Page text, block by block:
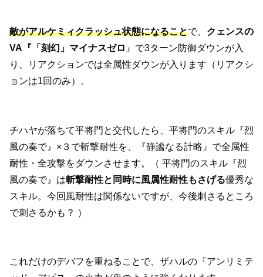
敵がアルケミィクラッシュ状態になることで、 クェンスの
VA『「刻幻」マイナスゼロ 』で3ターン防御ダウンが入
り、リアクションでは全属性ダウンが入ります（リアクシ
ョンは1回のみ）。
チハヤが落ちて平将門と交代したら、平将門のスキル『烈
風の奏で』×３で斬撃耐性を、『静謐なる計略』で全属性
耐性・全攻撃をダウンさせます。（ 平将門のスキル『烈
風の奏で』は斬撃耐性と同時に風属性耐性もさげる優秀な
スキル。今回風耐性は関係ないですが、今後刺さるところ
で刺さるかも？ ）
これだけのデバフを重ねることで、ザハルの『アンリミテ